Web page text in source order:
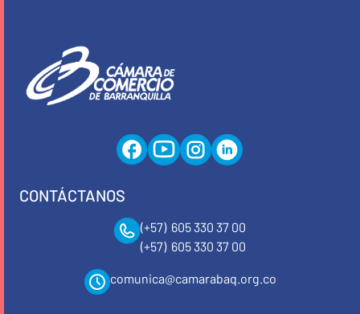
CONTÁCTANOS
(+57) 605 330 37 00
(+57) 605 330 37 00
comunica@camarabaq.org.co